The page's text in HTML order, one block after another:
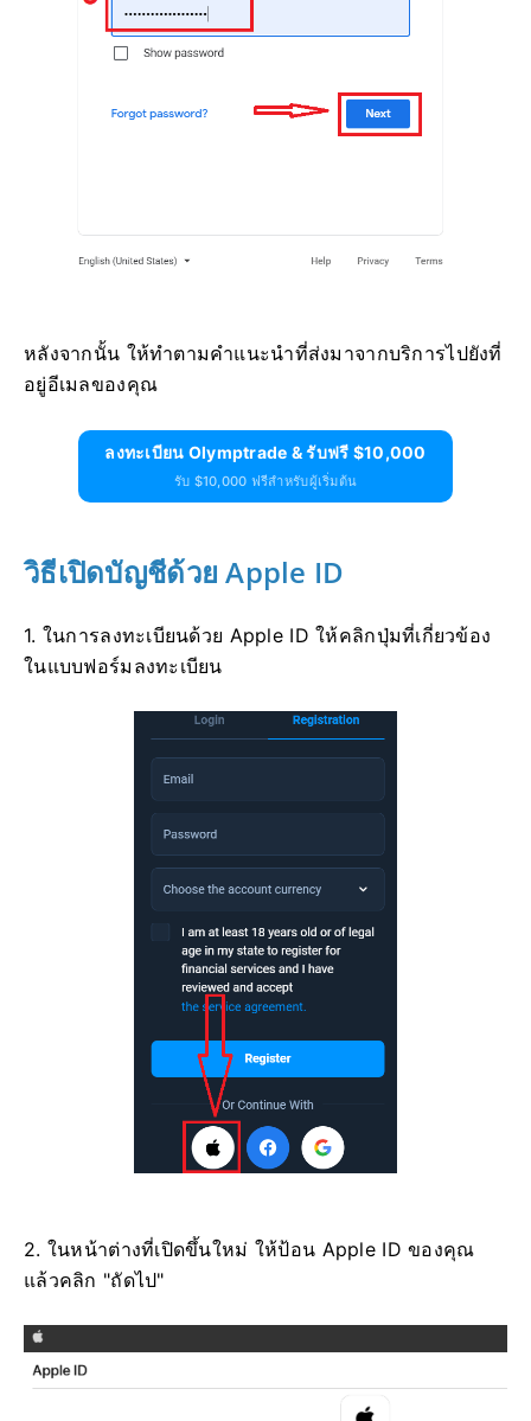
หลังจากนั้น ให้ทำตามคำแนะนำที่ส่งมาจากบริการไปยังที่
อยู่อีเมลของคุณ
ลงทะเบียน Olymptrade & รับฟรี $10,000
รับ $10,000 ฟรีสำหรับผู้เริ่มต้น
วิธีเปิดบัญชีด้วย Apple ID
1. ในการลงทะเบียนด้วย Apple ID ให้คลิกปุ่มที่เกี่ยวข้อง
ในแบบฟอร์มลงทะเบียน
2. ในหน้าต่างที่เปิดขึ้นใหม่ ให้ป้อน Apple ID ของคุณ
แล้วคลิก "ถัดไป"